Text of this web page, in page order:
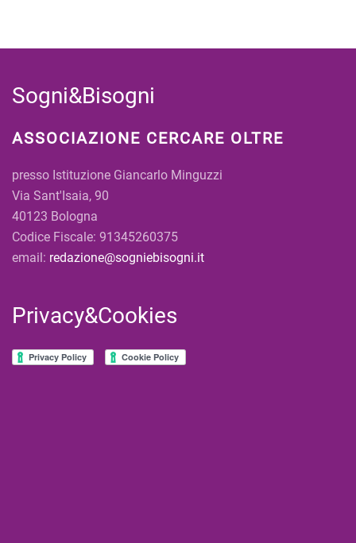
Sogni&Bisogni
ASSOCIAZIONE CERCARE OLTRE
presso Istituzione Giancarlo Minguzzi
Via Sant'Isaia, 90
40123 Bologna
Codice Fiscale: 91345260375
email: redazione@sogniebisogni.it
Privacy&Cookies